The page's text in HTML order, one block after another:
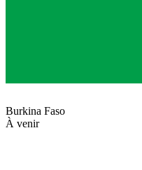
Burkina Faso
À venir